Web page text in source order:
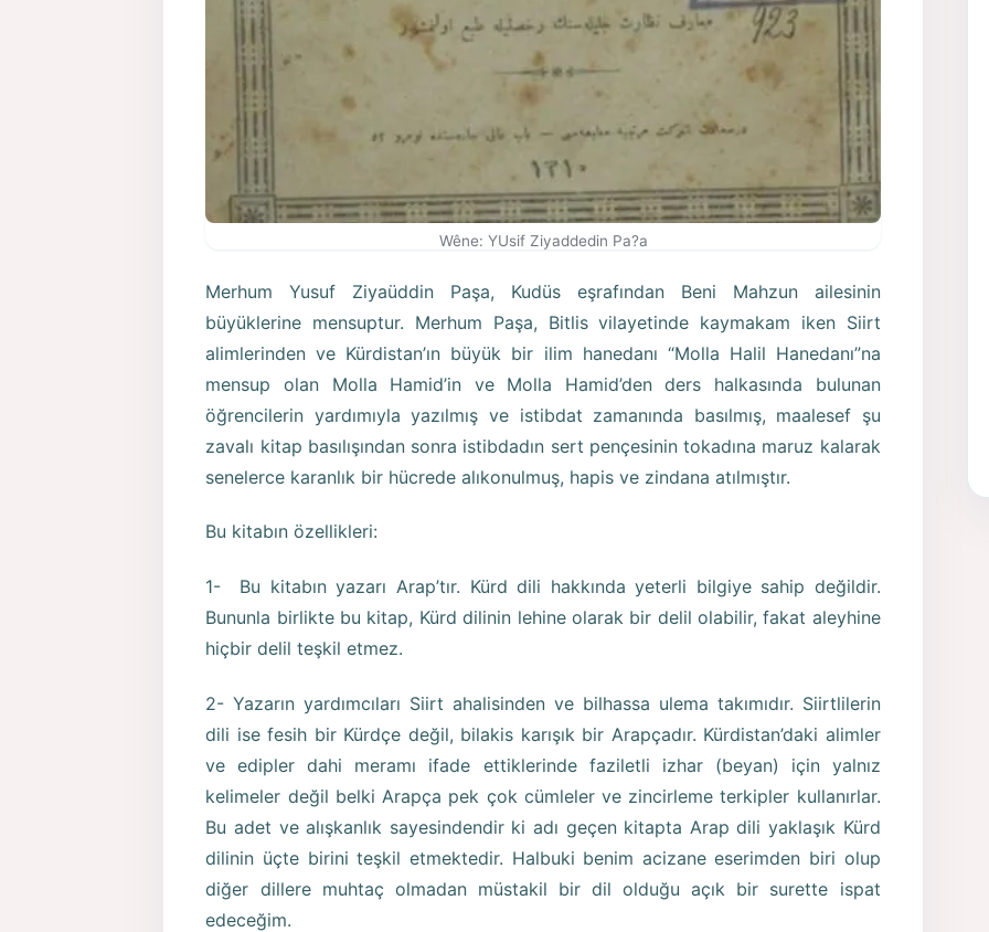
Wêne: YUsif Ziyaddedin Pa?a
Merhum Yusuf Ziyaüddin Paşa, Kudüs eşrafından Beni Mahzun ailesinin
büyüklerine mensuptur. Merhum Paşa, Bitlis vilayetinde kaymakam iken Siirt
alimlerinden ve Kürdistan’ın büyük bir ilim hanedanı “Molla Halil Hanedanı”na
mensup olan Molla Hamid’in ve Molla Hamid’den ders halkasında bulunan
öğrencilerin yardımıyla yazılmış ve istibdat zamanında basılmış, maalesef şu
zavalı kitap basılışından sonra istibdadın sert pençesinin tokadına maruz kalarak
senelerce karanlık bir hücrede alıkonulmuş, hapis ve zindana atılmıştır.
Bu kitabın özellikleri:
1- Bu kitabın yazarı Arap’tır. Kürd dili hakkında yeterli bilgiye sahip değildir.
Bununla birlikte bu kitap, Kürd dilinin lehine olarak bir delil olabilir, fakat aleyhine
hiçbir delil teşkil etmez.
2- Yazarın yardımcıları Siirt ahalisinden ve bilhassa ulema takımıdır. Siirtlilerin
dili ise fesih bir Kürdçe değil, bilakis karışık bir Arapçadır. Kürdistan’daki alimler
ve edipler dahi meramı ifade ettiklerinde faziletli izhar (beyan) için yalnız
kelimeler değil belki Arapça pek çok cümleler ve zincirleme terkipler kullanırlar.
Bu adet ve alışkanlık sayesindendir ki adı geçen kitapta Arap dili yaklaşık Kürd
dilinin üçte birini teşkil etmektedir. Halbuki benim acizane eserimden biri olup
diğer dillere muhtaç olmadan müstakil bir dil olduğu açık bir surette ispat
edeceğim.